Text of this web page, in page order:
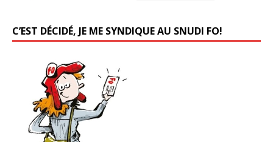
C’EST DÉCIDÉ, JE ME SYNDIQUE AU SNUDI FO!